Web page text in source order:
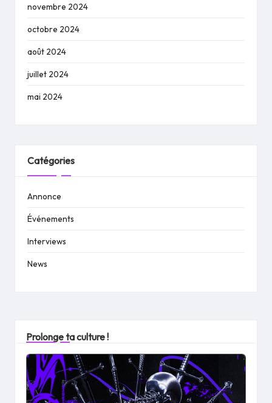
novembre 2024
octobre 2024
août 2024
juillet 2024
mai 2024
Catégories
Annonce
Événements
Interviews
News
Prolonge ta culture !